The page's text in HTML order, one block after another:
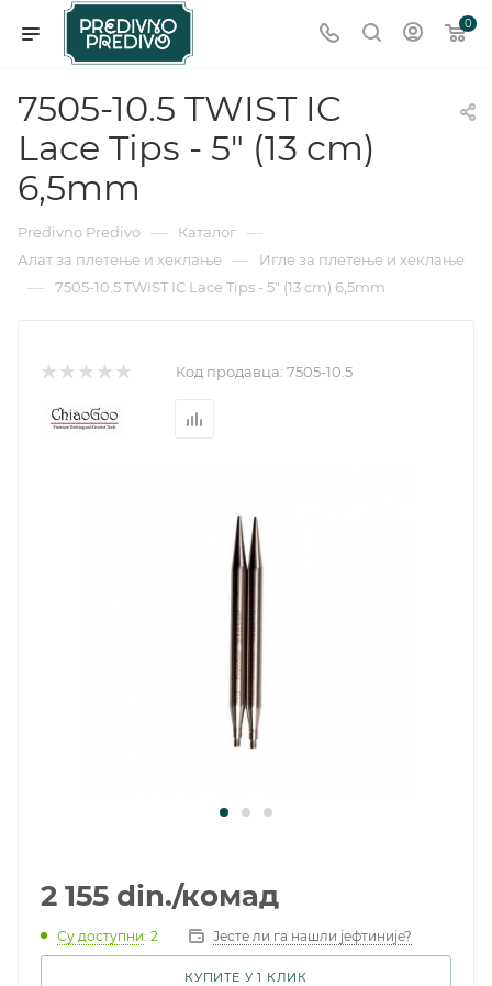
0
7505-10.5 TWIST IC
Lace Tips - 5" (13 cm)
6,5mm
Predivno Predivo — Каталог —
Алат за плетење и хеклање — Игле за плетење и хеклање
— 7505-10.5 TWIST IC Lace Tips - 5" (13 cm) 6,5mm
Код продавца: 7505-10.5
2 155 din./комад
Су доступни: 2 Јесте ли га нашли јефтиније?
КУПИТЕ У 1 КЛИК